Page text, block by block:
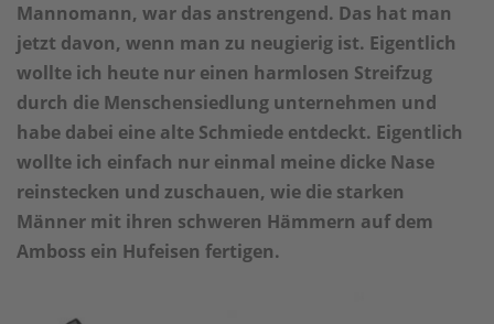
Mannomann, war das anstrengend. Das hat man
jetzt davon, wenn man zu neugierig ist. Eigentlich
wollte ich heute nur einen harmlosen Streifzug
durch die Menschensiedlung unternehmen und
habe dabei eine alte Schmiede entdeckt. Eigentlich
wollte ich einfach nur einmal meine dicke Nase
reinstecken und zuschauen, wie die starken
Männer mit ihren schweren Hämmern auf dem
Amboss ein Hufeisen fertigen.